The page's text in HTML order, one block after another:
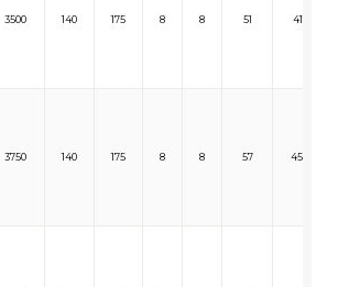
3500 140 175 8 8 51 411
3750 140 175 8 8 57 455